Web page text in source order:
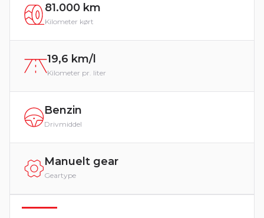
81.000 km
Kilometer kørt
19,6 km/l
Kilometer pr. liter
Benzin
Drivmiddel
Manuelt gear
Geartype